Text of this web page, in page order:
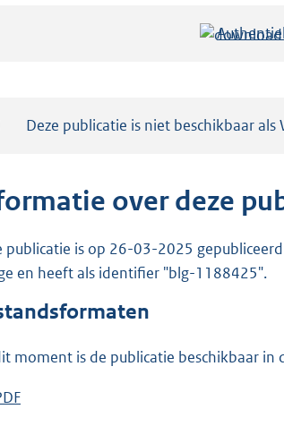
Notificatie:
Deze publicatie is niet beschikbaar als
over deze
publicatie is op 26-03-2025
en heeft als identifier "blg-1188425".
moment is de publicatie beschikbaar in